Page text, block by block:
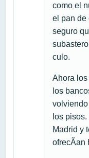
como el
el pan de
seguro
culo.
Ahora
los
los
Madrid y
ofrecÃ­an